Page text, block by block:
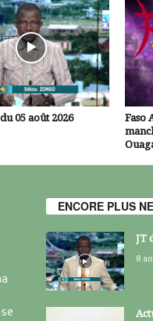
05 août 2026
Faso
ENCORE PLUS
JT
8